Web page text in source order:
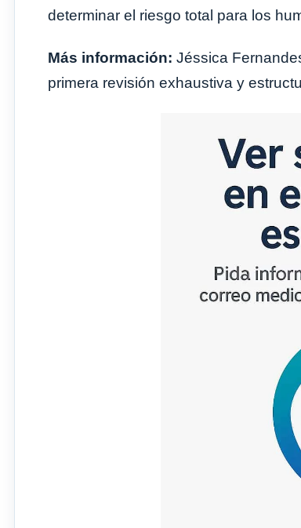
determinar el riesgo total para los
Más información: Jéssica
primera revisión exhaustiva y